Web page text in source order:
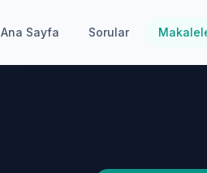
Ana Sayfa Sorular